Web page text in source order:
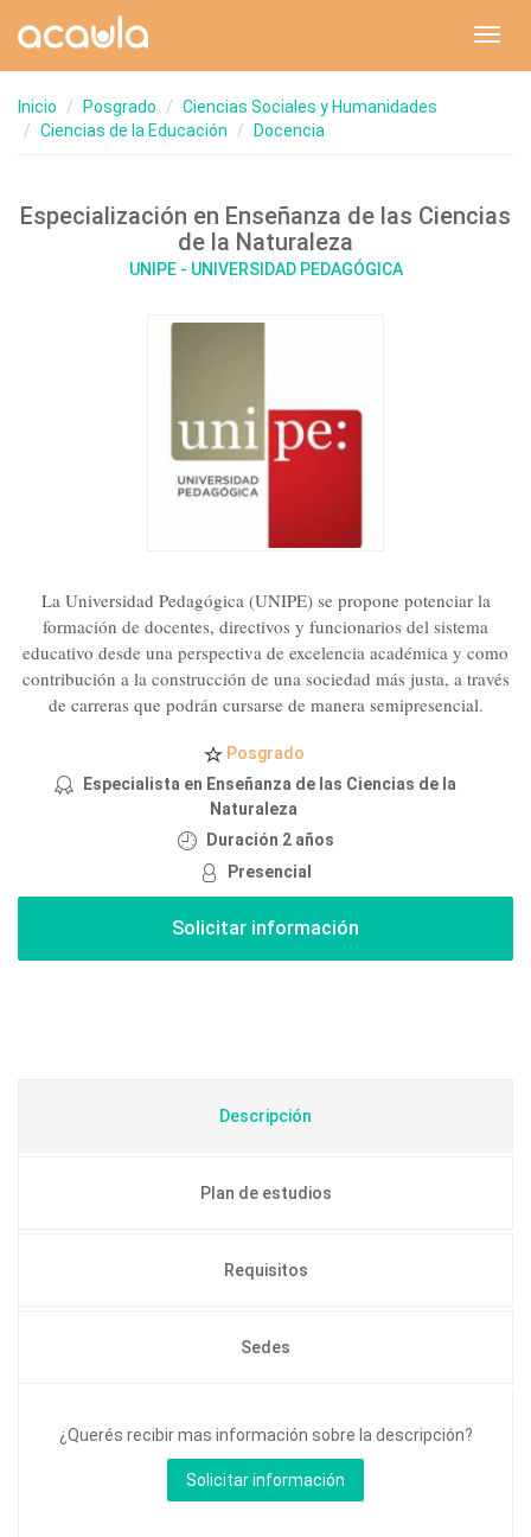
Inicio Posgrado
Ciencias Sociales y Humanidades
Ciencias de la Educación
Docencia
Especialización en Enseñanza de las Ciencias
de la Naturaleza
UNIPE - UNIVERSIDAD PEDAGÓGICA
La Universidad Pedagógica (UNIPE) se propone potenciar la
formación de docentes, directivos y funcionarios del sistema
educativo desde una perspectiva de excelencia académica y como
contribución a la construcción de una sociedad más justa, a través
de carreras que podrán cursarse de manera semipresencial.
Posgrado
Especialista en Enseñanza de las Ciencias de la
Naturaleza
Duración 2 años
Presencial
Descripción
Plan de estudios
Requisitos
Sedes
¿Querés recibir mas información sobre la descripción?